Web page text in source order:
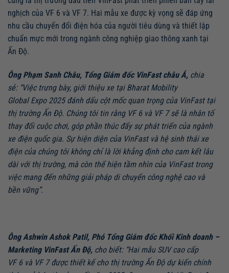
nghịch của VF 6 và VF 7. Hai mẫu xe được kỳ vọng sẽ đáp ứng
nhu cầu chuyển đổi điện hóa của người tiêu dùng và thiết lập
chuẩn mực mới trong ngành công nghiệp giao thông xanh tại
Ấn Độ.
Ông Phạm Sanh Châu, Tổng Giám đốc VinFast châu Á, chia
sẻ:“Việc trưng bày, giới thiệu xe tại Bharat Mobility
GlobalExpo 2025 đánhdấucột mốc quan trọngcủa VinFast tại
thị trường Ấn Độ. Chúng tôi tin rằng VF 6 và VF 7 sẽ là nhân tố
thay đổi cuộc chơi, góp phần thúc đẩy sự phát triển của ngành
xe điện quốcgia. Sựhiện diện của VinFast và hệ sinh thái xe
điện của chúng tôi không chỉ là lời khẳng định cho cam kết lâu
dài với thị trường, mà còn thể hiện tầm nhìn của VinFast trong
việc mang đến những giải pháp di chuyển côngnghệ cao và
bền vững”.
Ông Ashwin Ashok Patil, Phó Tổng Giám đốc Khối Kinh doanh –
Marketing VinFast Ấn Độ, cho biết: “Hai mẫu SUV cao cấp
VF 6 và VF 7 đượcthiết kếcho thị trường Ấn Độ dựkiếnchính